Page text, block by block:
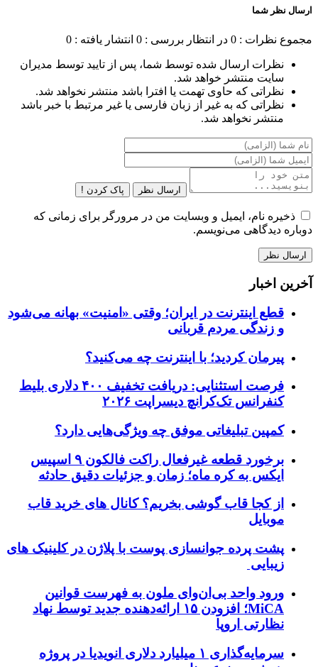
ارسال نظر شما
مجموع نظرات : 0 در انتظار بررسی : 0 انتشار یافته : 0
نظرات ارسال شده توسط شما، پس از تایید توسط مدیران
سایت منتشر خواهد شد.
نظراتی که حاوی تهمت یا افترا باشد منتشر نخواهد شد.
نظراتی که به غیر از زبان فارسی یا غیر مرتبط با خبر باشد
منتشر نخواهد شد.
ارسال نظر پاک کردن !
ذخیره نام، ایمیل و وبسایت من در مرورگر برای زمانی که
دوباره دیدگاهی می‌نویسم.
آخرین اخبار
قطع اینترنت در ایران؛ وقتی «امنیت» بهانه می‌شود
و زندگی مردم قربانی
پیرمان کردید؛ با اینترنت چه می‌کنید؟
فرصت استثنایی: دریافت تخفیف ۴۰۰ دلاری بلیط
کنفرانس تک‌کرانچ دیسراپت ۲۰۲۶
کمپین تبلیغاتی موفق چه ویژگی‌هایی دارد؟
برخورد قطعه غیرفعال راکت فالکون ۹ اسپیس
ایکس به کره ماه؛ زمان و جزئیات دقیق حادثه
از کجا قاب گوشی بخریم؟ کانال های خرید قاب
موبایل
پشت پرده جوانسازی پوست با پلاژن در کلینیک های
زیبایی
ورود واحد بی‌ان‌وای ملون به فهرست قوانین
MiCA؛ افزودن ۱۵ ارائه‌دهنده جدید توسط نهاد
نظارتی اروپا
سرمایه‌گذاری ۱ میلیارد دلاری انویدیا در پروژه